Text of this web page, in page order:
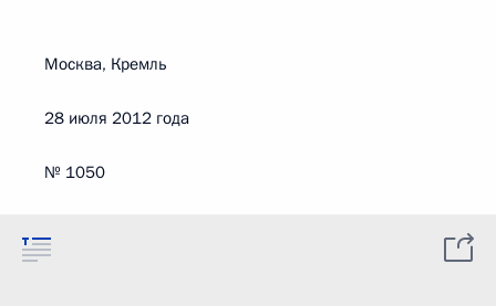
Москва, Кремль
28 июля 2012 года
№ 1050